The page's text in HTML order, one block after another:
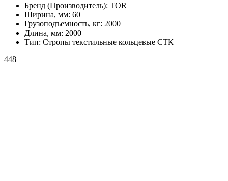
Бренд (Производитель): TOR
Ширина, мм: 60
Грузоподъемность, кг: 2000
Длина, мм: 2000
Тип: Стропы текстильные кольцевые СТК
448